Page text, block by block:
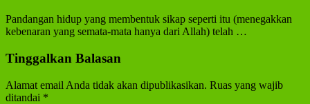
Pandangan hidup yang membentuk sikap seperti itu (menegakkan
kebenaran yang semata-mata hanya dari Allah) telah …
Tinggalkan Balasan
Alamat email Anda tidak akan dipublikasikan. Ruas yang wajib
ditandai *